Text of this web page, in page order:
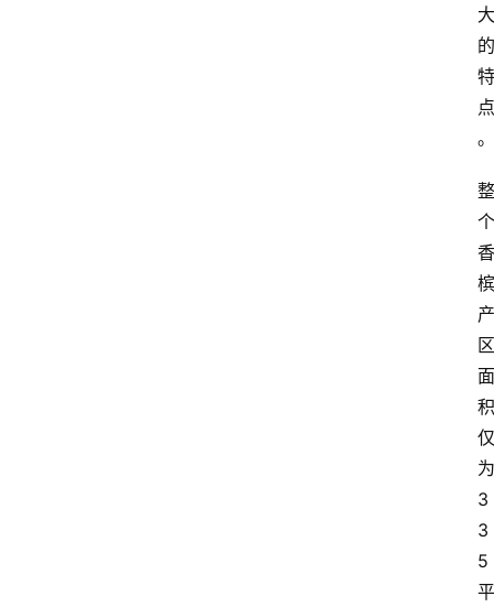
大
的
特
点
。
整
个
香
槟
产
区
面
积
仅
为
3
3
5
平